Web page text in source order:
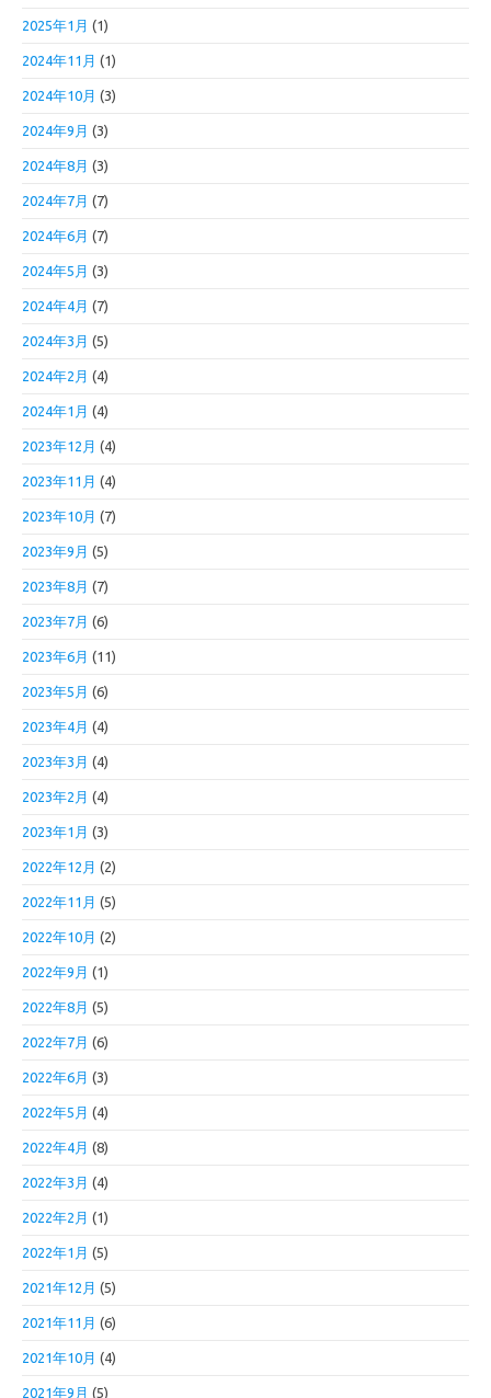
2025年1月 (1)
2024年11月 (1)
2024年10月 (3)
2024年9月 (3)
2024年8月 (3)
2024年7月 (7)
2024年6月 (7)
2024年5月 (3)
2024年4月 (7)
2024年3月 (5)
2024年2月 (4)
2024年1月 (4)
2023年12月 (4)
2023年11月 (4)
2023年10月 (7)
2023年9月 (5)
2023年8月 (7)
2023年7月 (6)
2023年6月 (11)
2023年5月 (6)
2023年4月 (4)
2023年3月 (4)
2023年2月 (4)
2023年1月 (3)
2022年12月 (2)
2022年11月 (5)
2022年10月 (2)
2022年9月 (1)
2022年8月 (5)
2022年7月 (6)
2022年6月 (3)
2022年5月 (4)
2022年4月 (8)
2022年3月 (4)
2022年2月 (1)
2022年1月 (5)
2021年12月 (5)
2021年11月 (6)
2021年10月 (4)
2021年9月 (5)